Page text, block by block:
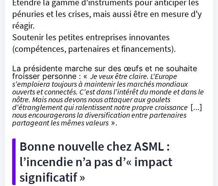
Étendre la gamme d'instruments pour anticiper les
pénuries et les crises, mais aussi être en mesure d'y
réagir.
Soutenir les petites entreprises innovantes
(compétences, partenaires et financements).
La présidente marche sur des œufs et ne souhaite
froisser personne : « Je veux être claire. L'Europe
s'emploiera toujours à maintenir les marchés mondiaux
ouverts et connectés. C'est dans l'intérêt du monde et dans le
nôtre. Mais nous devons nous attaquer aux goulets
d'étranglement qui ralentissent notre propre croissance […]
nous encouragerons la diversification entre partenaires
partageant les mêmes valeurs ».
Bonne nouvelle chez ASML :
l’incendie n’a pas d’« impact
significatif »